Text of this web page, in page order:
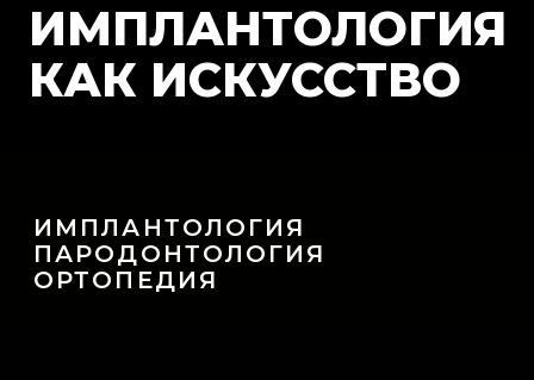
ИМПЛАНТОЛОГИЯ
ПАРОДОНТОЛОГИЯ
ОРТОПЕДИЯ
,,